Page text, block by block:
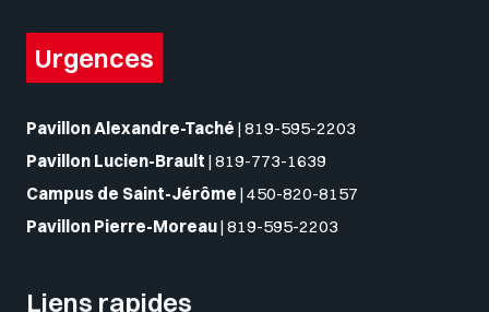
Urgences
Pavillon Alexandre-Taché | 819-595-2203
Pavillon Lucien-Brault | 819-773-1639
Campus de Saint-Jérôme | 450-820-8157
Pavillon Pierre-Moreau| 819-595-2203
Liens rapides